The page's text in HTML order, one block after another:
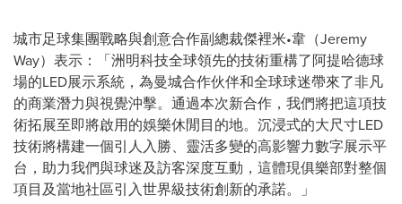
城市足球集團戰略與創意合作副總裁傑裡米•韋（Jeremy
Way）表示：「洲明科技全球領先的技術重構了阿提哈德球
場的LED展示系統，為曼城合作伙伴和全球球迷帶來了非凡
的商業潛力與視覺沖擊。通過本次新合作，我們將把這項技
術拓展至即將啟用的娛樂休閒目的地。沉浸式的大尺寸LED
技術將構建一個引人入勝、靈活多變的高影響力數字展示平
台，助力我們與球迷及訪客深度互動，這體現俱樂部對整個
項目及當地社區引入世界級技術創新的承諾。」